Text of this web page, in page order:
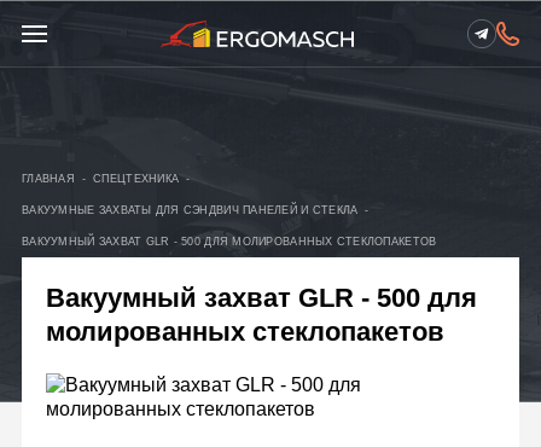
ГЛАВНАЯ - СПЕЦТЕХНИКА -
ВАКУУМНЫЕ ЗАХВАТЫ ДЛЯ СЭНДВИЧ ПАНЕЛЕЙ И СТЕКЛА -
ВАКУУМНЫЙ ЗАХВАТ GLR - 500 ДЛЯ МОЛИРОВАННЫХ СТЕКЛОПАКЕТОВ
Вакуумный захват GLR - 500 для
молированных стеклопакетов